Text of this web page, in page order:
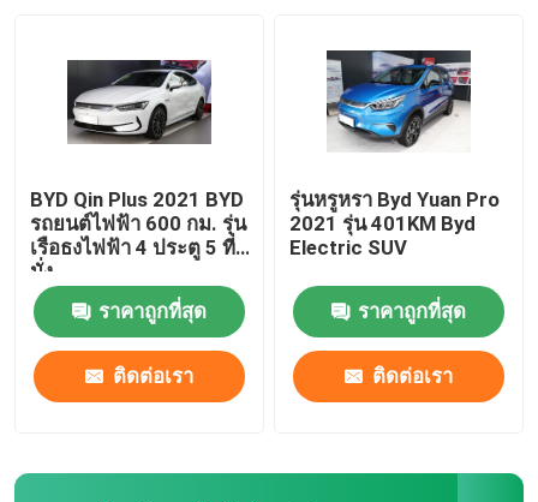
ผลิตภัณฑ์
วิดีโอ
รถยนต์ไฟฟ้าบีวายดี
รถยนต์ไฮบริดของโตโยต้า
รถฮาวัล
BYD Qin Plus 2021 BYD
รถยนต์ไฟฟ้า 600 กม. รุ่น
เรือธงไฟฟ้า 4 ประตู 5 ที่
นั่ง
ราคาถูกที่สุด
ติดต่อเรา
รุ่นหรูหรา Byd Yuan Pro
2021 รุ่น 401KM Byd
Electric SUV
ราคาถูกที่สุด
ติดต่อเรา